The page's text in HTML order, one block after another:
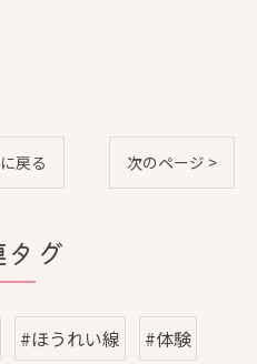
戻る 次のページ >
タグ
#ほうれい線
#体験